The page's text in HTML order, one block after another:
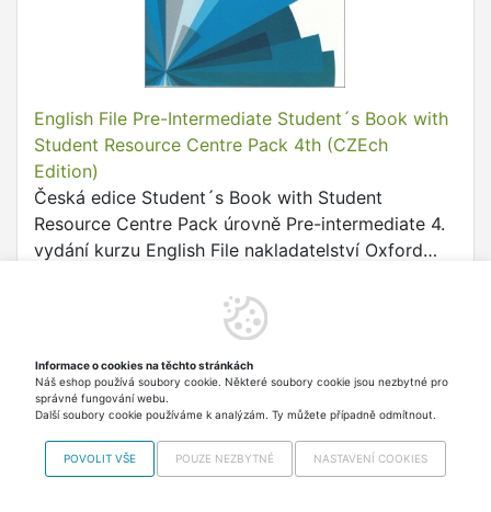
English File Pre-Intermediate Student´s Book with
Student Resource Centre Pack 4th (CZEch
Edition)
Česká edice Student´s Book with Student
Resource Centre Pack úrovně Pre-intermediate 4.
vydání kurzu English File nakladatelství Oxford
Do košíku
Informace o cookies na těchto stránkách
Náš eshop používá soubory cookie. Některé soubory cookie jsou nezbytné pro
správné fungování webu.
Další soubory cookie používáme k analýzám. Ty můžete případně odmítnout.
POVOLIT VŠE POUZE NEZBYTNÉ NASTAVENÍ COOKIES